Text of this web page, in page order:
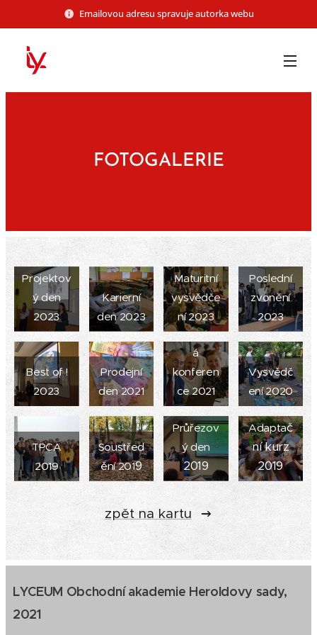
Emailovou adresu spravuje autorka webu
FOTOGALERIE
Projektov
ý den
2023
Karierní
den 2023
Maturitní
vysvědče
ní 2023
Poslední
zvonění
2023
Best of !
2023
Prodejní
den 2021
Portfoliov
á
konferen
ce 2021
Vysvědč
ení 2020
TPCA
2019
Soustřed
ění 2019
Průřezov
ý den
2019
Adaptač
ní kurz
2019
zpět na kartu
LYCEUM Obchodní akademie Heroldovy sady,
2021